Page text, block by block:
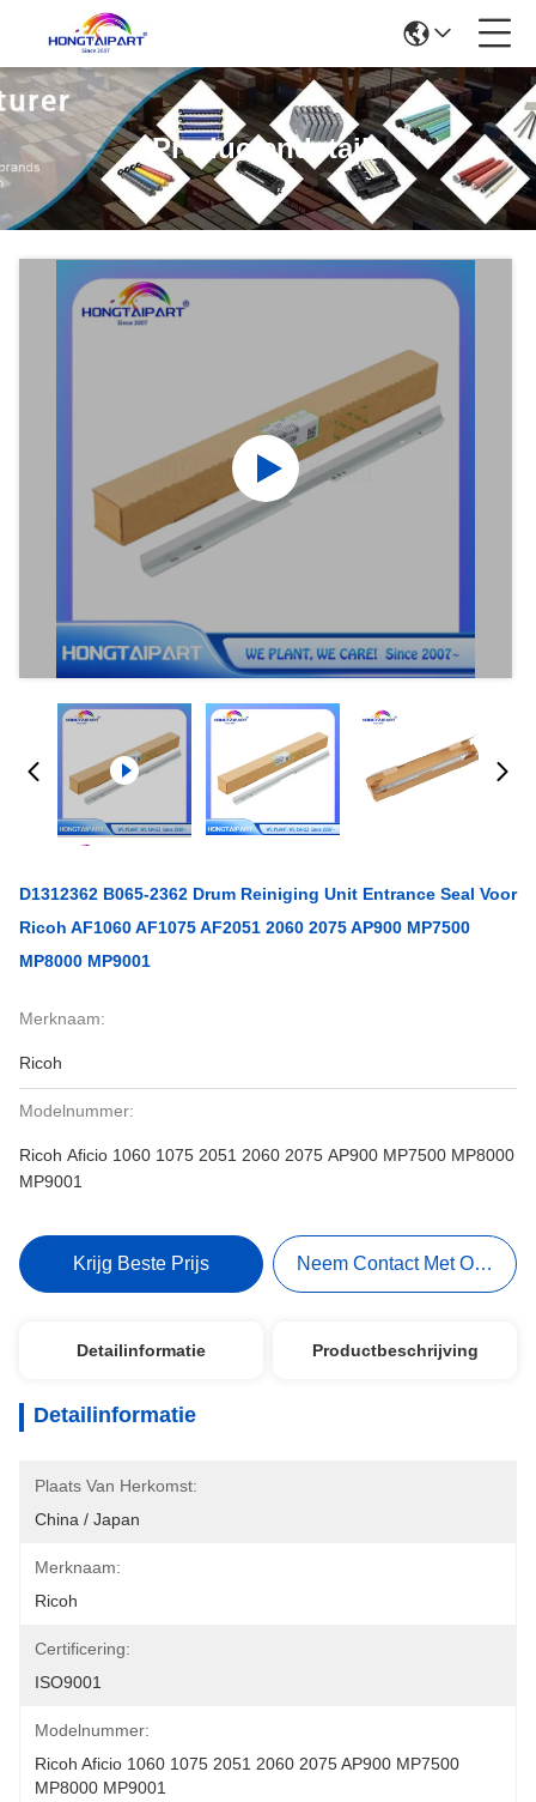
Productendetails
D1312362 B065-2362 Drum Reiniging Unit Entrance Seal Voor
Ricoh AF1060 AF1075 AF2051 2060 2075 AP900 MP7500
MP8000 MP9001
Merknaam:
Ricoh
Modelnummer:
Ricoh Aficio 1060 1075 2051 2060 2075 AP900 MP7500 MP8000
MP9001
Krijg Beste Prijs Neem Contact Met Ons Op
Detailinformatie Productbeschrijving
Detailinformatie
Plaats Van Herkomst:
China / Japan
Merknaam:
Ricoh
Certificering:
ISO9001
Modelnummer:
Ricoh Aficio 1060 1075 2051 2060 2075 AP900 MP7500
MP8000 MP9001